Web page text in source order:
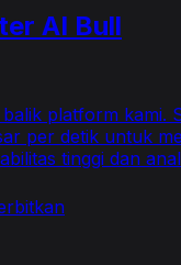
AI Bull
platform kami.
per detik untuk
tinggi dan